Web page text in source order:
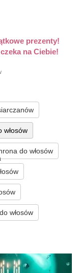
prezenty!
na Ciebie!
włosów
do włosów
włosów